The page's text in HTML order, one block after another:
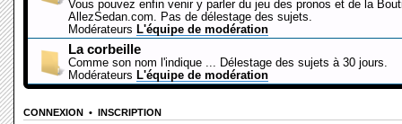
Vous pouvez enfin venir y parler du jeu des pronos et de la
AllezSedan.com. Pas de délestage des sujets.
Modérateurs L'équipe de modération
La corbeille
Comme son nom l'indique ... Délestage des sujets à 30 jours.
Modérateurs L'équipe de modération
CONNEXION • INSCRIPTION